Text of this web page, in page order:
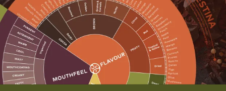
ingrediencemi Callebaut®
Najít recepty